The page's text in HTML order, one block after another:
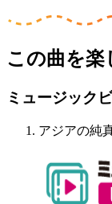
この曲を楽
ミュージック
アジアの純